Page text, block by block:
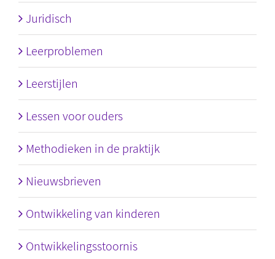
Juridisch
Leerproblemen
Leerstijlen
Lessen voor ouders
Methodieken in de praktijk
Nieuwsbrieven
Ontwikkeling van kinderen
Ontwikkelingsstoornis